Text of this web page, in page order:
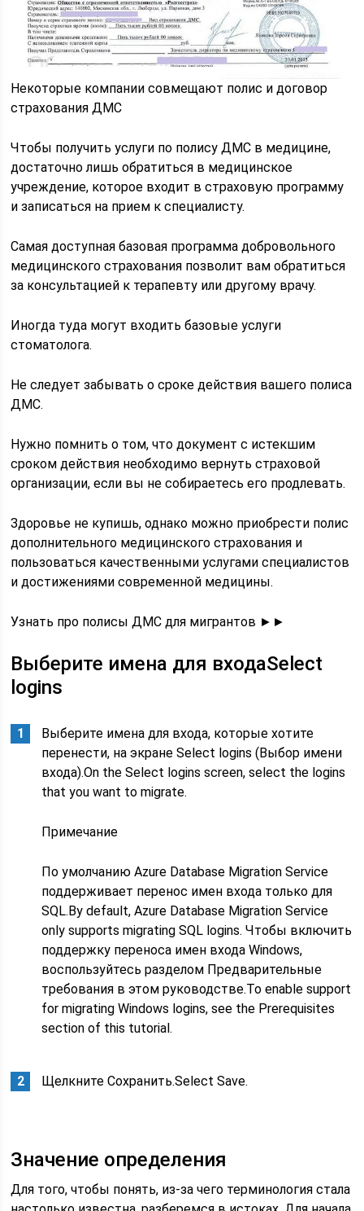
Некоторые компании совмещают полис и договор
страхования ДМС
Чтобы получить услуги по полису ДМС в медицине,
достаточно лишь обратиться в медицинское
учреждение, которое входит в страховую программу
и записаться на прием к специалисту.
Самая доступная базовая программа добровольного
медицинского страхования позволит вам обратиться
за консультацией к терапевту или другому врачу.
Иногда туда могут входить базовые услуги
стоматолога.
Не следует забывать о сроке действия вашего полиса
ДМС.
Нужно помнить о том, что документ с истекшим
сроком действия необходимо вернуть страховой
организации, если вы не собираетесь его продлевать.
Здоровье не купишь, однако можно приобрести полис
дополнительного медицинского страхования и
пользоваться качественными услугами специалистов
и достижениями современной медицины.
Узнать про полисы ДМС для мигрантов ►►
Выберите имена для входаSelect
logins
Выберите имена для входа, которые хотите
перенести, на экране Select logins (Выбор имени
входа).On the Select logins screen, select the logins
that you want to migrate.
Примечание
По умолчанию Azure Database Migration Service
поддерживает перенос имен входа только для
SQL.By default, Azure Database Migration Service
only supports migrating SQL logins. Чтобы включить
поддержку переноса имен входа Windows,
воспользуйтесь разделом Предварительные
требования в этом руководстве.To enable support
for migrating Windows logins, see the Prerequisites
section of this tutorial.
Щелкните Сохранить.Select Save.
Значение определения
Для того, чтобы понять, из-за чего терминология стала